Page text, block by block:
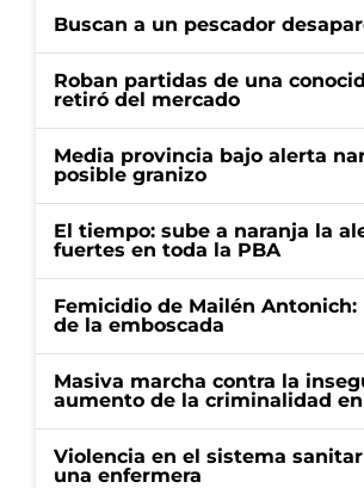
Buscan a un pescador
Roban partidas de una
retiró del mercado
Media provincia bajo alerta
posible granizo
El tiempo: sube a naranja la
fuertes en toda la PBA
Femicidio de Mailén
de la emboscada
Masiva marcha contra la
aumento de la criminalidad
Violencia en el sistema
una enfermera